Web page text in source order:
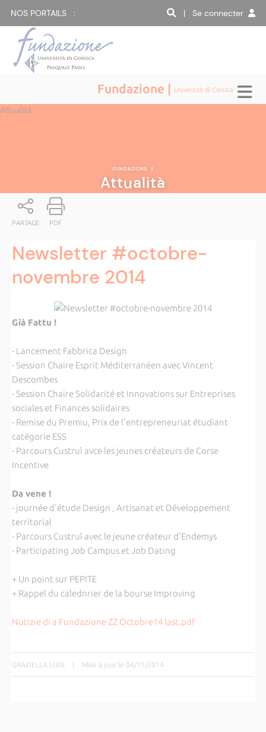
NOS PORTAILS : | Se connecter
Fundazione | Università di Corsica
Attualità
FUNDAZIONE |
Attualità
PARTAGE PDF
Newsletter #octobre-
novembre 2014
Già Fattu !
- Lancement Fabbrica Design
- Session Chaire Esprit Méditerranéen avec Vincent
Descombes
- Session Chaire Solidarité et Innovations sur Entreprises
sociales et Finances solidaires
- Remise du Premiu, Prix de l'entrepreneuriat étudiant
catégorie ESS
- Parcours Custruì avce les jeunes créateurs de Corse
Incentive
Da vene !
- journée d'étude Design , Artisanat et Développement
territorial
- Parcours Custruì avec le jeune créateur d'Endemys
- Participating Job Campus et Job Dating
+ Un point sur PEPITE
+ Rappel du calednrier de la bourse Improving
Nutizie di a Fundazione ZZ Octobre14 last.pdf
GRAZIELLA LUISI | Mise à jour le 04/11/2014